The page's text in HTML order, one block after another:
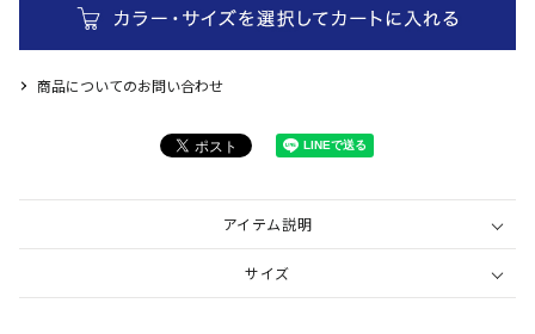
商品についてのお問い合わせ
アイテム説明
サイズ